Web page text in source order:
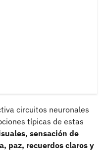
circuitos neuronales
típicas de estas
sensación de
paz, recuerdos claros y